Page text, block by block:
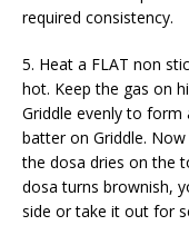
required consistency.
5. Heat a FLAT non
hot. Keep the gas on
Griddle evenly to form
batter on Griddle.
the dosa dries on the
dosa turns brownish,
side or take it out for